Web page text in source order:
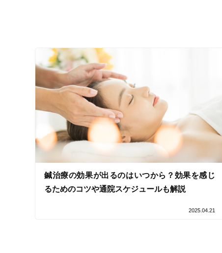
女性向けの特徴
接客・サービスの特徴
コロナ対応
チャットでの事前相談
痛みの少ない鍼シール
鍼治療の効果が出るのはいつから？効果を感じ
るためのコツや通院スケジュールも解説
2025.04.21